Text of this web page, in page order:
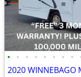
• • • • • • • •